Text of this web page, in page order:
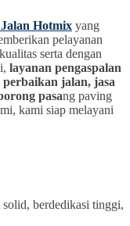
Jalan Hotmix yang
pelayanan
serta dengan
layanan pengaspalan
jalan, jasa
pasang paving
kami siap melayani
berdedikasi tinggi,